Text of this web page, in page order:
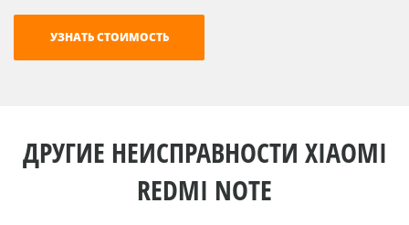
ДРУГИЕ НЕИСПРАВНОСТИ XIAOMI
REDMI NOTE